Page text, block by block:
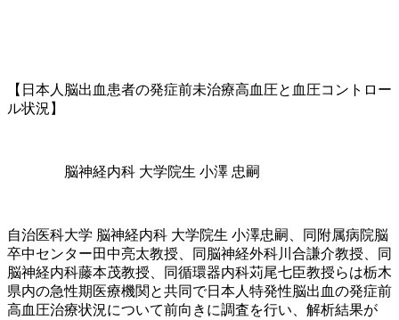
【日本人脳出血患者の発症前未治療高血圧と血圧コントロー
ル状況】
脳神経内科 大学院生 小澤 忠嗣
自治医科大学 脳神経内科 大学院生 小澤忠嗣、同附属病院脳
卒中センター田中亮太教授、同脳神経外科川合謙介教授、同
脳神経内科藤本茂教授、同循環器内科苅尾七臣教授らは栃木
県内の急性期医療機関と共同で日本人特発性脳出血の発症前
高血圧治療状況について前向きに調査を行い、解析結果が